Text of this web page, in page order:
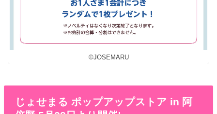
©JOSEMARU
じょせまる ポップアップストア in 阿